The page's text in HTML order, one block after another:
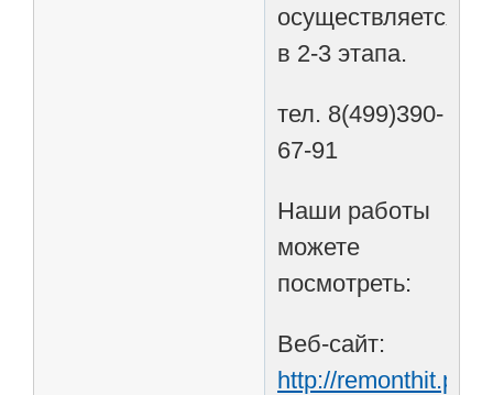
осуществляется
в 2-3 этапа.
тел. 8(499)390-
67-91
Наши работы
можете
посмотреть:
Веб-сайт:
http://remonthit.pro